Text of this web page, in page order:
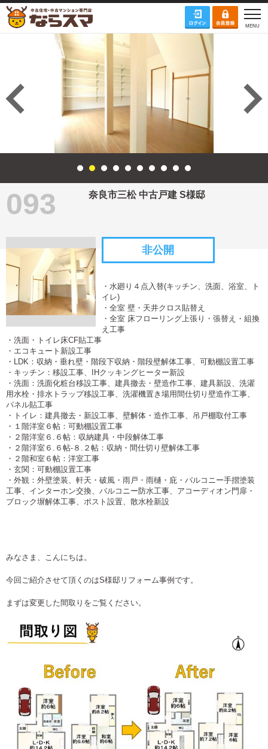
093 奈良市三松 中古戸建 S様邸
非公開
・水廻り４点入替(キッチン、洗面、浴室、ト
イレ)
・全室 壁・天井クロス貼替え
・全室 床フローリング上張り・張替え・組換
え工事
・洗面・トイレ床CF貼工事
・エコキュート新設工事
・LDK：収納・垂れ壁・階段下収納・階段壁解体工事、可動棚設置工事
・キッチン：移設工事、IHクッキングヒーター新設
・洗面：洗面化粧台移設工事、建具撤去・壁造作工事、建具新設、洗濯
用水栓・排水トラップ移設工事、洗濯機置き場用間仕切り壁造作工事、
パネル貼工事
・トイレ：建具撤去・新設工事、壁解体・造作工事、吊戸棚取付工事
・１階洋室６帖：可動棚設置工事
・２階洋室６.６帖：収納建具・中段解体工事
・２階洋室６.６帖-８.２帖：収納・間仕切り壁解体工事
・２階和室６帖：洋室工事
・玄関：可動棚設置工事
・外観：外壁塗装、軒天・破風・雨戸・雨樋・庇・バルコニー手摺塗装
工事、インターホン交換、バルコニー防水工事、アコーディオン門扉・
ブロック塀解体工事、ポスト設置、散水栓新設
みなさま、こんにちは。
今回ご紹介させて頂くのはS様邸リフォーム事例です。
まずは変更した間取りをご覧ください。